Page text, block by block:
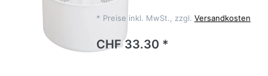
* Preise inkl. MwSt., zzgl. Versandkosten
CHF 33.30 *